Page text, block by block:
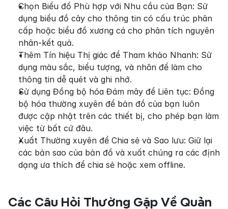
Chọn Biểu đồ Phù hợp với Nhu cầu của Bạn: Sử
dụng biểu đồ cây cho thông tin có cấu trúc phân
cấp hoặc biểu đồ xương cá cho phân tích nguyên
nhân-kết quả.
Thêm Tín hiệu Thị giác để Tham khảo Nhanh: Sử
dụng màu sắc, biểu tượng, và nhãn để làm cho
thông tin dễ quét và ghi nhớ.
Sử dụng Đồng bộ hóa Đám mây để Liên tục: Đồng
bộ hóa thường xuyên để bản đồ của bạn luôn
được cập nhật trên các thiết bị, cho phép bạn làm
việc từ bất cứ đâu.
Xuất Thường xuyên để Chia sẻ và Sao lưu: Giữ lại
các bản sao của bản đồ và xuất chúng ra các định
dạng ưa thích để chia sẻ hoặc xem offline.
Các Câu Hỏi Thường Gặp Về Quản